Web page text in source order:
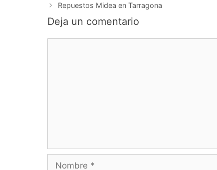
de
Repuestos Midea en Tarragona
Deja un comentario
Nombre